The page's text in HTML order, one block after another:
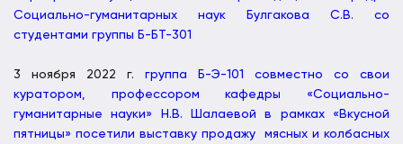
Социально-гуманитарных наук Булгакова С.В. со
студентами группы Б-БТ-301
3 ноября 2022 г. группа Б-Э-101 совместно со свои
куратором, профессором кафедры «Социально-
гуманитарные науки» Н.В. Шалаевой в рамках «Вкусной
пятницы» посетили выставку продажу мясных и колбасных